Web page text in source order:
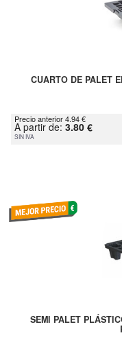
CUARTO DE PALET
Precio anterior 4.94 €
A partir de: 3.80 €
SIN IVA
SEMI PALET